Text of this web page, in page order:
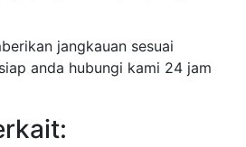
jangkauan sesuai
anda hubungi kami 24 jam